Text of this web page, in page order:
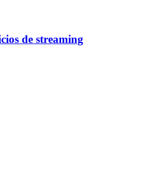
de streaming